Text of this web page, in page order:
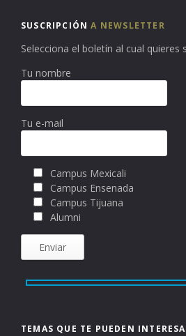
SUSCRIPCIÓNA NEWSLETTER
Selecciona el boletín al cual quieres
Tu nombre
Tu e-mail
Campus Mexicali
Campus Ensenada
Campus Tijuana
Alumni
TEMAS QUE TE PUEDEN